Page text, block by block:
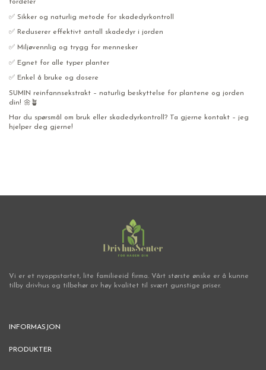
fordeler
✅ Sikker og naturlig metode for skadedyrkontroll
✅ Reduserer effektivt antall skadedyr i jorden
✅ Miljøvennlig og trygg for mennesker
✅ Egnet for alle typer planter
✅ Enkel å bruke og dosere
SUMIN reinfannsekstrakt – naturlig beskyttelse for plantene og jorden
din! 🌼🪴
Har du spørsmål om bruk eller skadedyrkontroll? Ta gjerne kontakt – jeg
hjelper deg gjerne!
Vi er et nyoppstartet, lite familieeid firma. Vårt største ønske er å kunne
tilby drivhus og tilbehør av høy kvalitet til svært gunstige priser.
INFORMASJON
PRODUKTER